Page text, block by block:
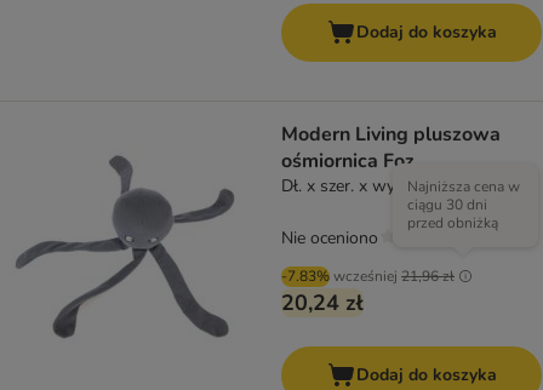
Dodaj do koszyka
Modern Living pluszowa
ośmiornica Foz
Dł. x szer. x wys.: 45 x 14 x 10 cm
-7.83%wcześniej 21,96 zł
Najniższa cena w
ciągu 30 dni
przed obniżką
20,24 zł
Nie oceniono
Dodaj do koszyka